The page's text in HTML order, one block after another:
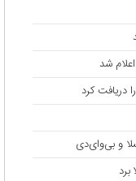
شد
و بی‌وای‌دی